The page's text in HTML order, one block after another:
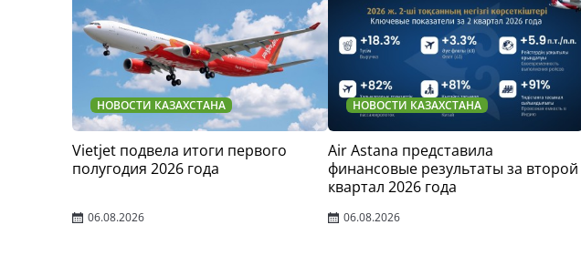
НОВОСТИ КАЗАХСТАНА
Vietjet подвела итоги первого
полугодия 2026 года
06.08.2026
НОВОСТИ КАЗАХСТАНА
Air Astana представила
финансовые результаты за второй
квартал 2026 года
06.08.2026